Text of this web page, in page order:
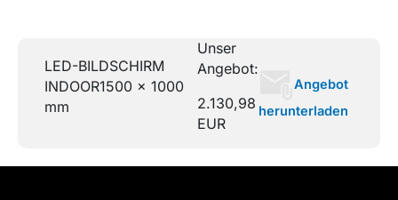
LED-BILDSCHIRM
INDOOR1500 x 1000
mm
Unser
Angebot:
2.130,98
EUR
Angebot
herunterladen